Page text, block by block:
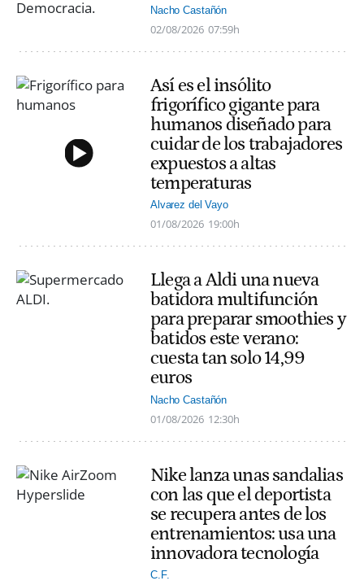
Nacho Castañón
02/08/2026 07:59h
Así es el insólito
frigorífico gigante para
humanos diseñado para
cuidar de los trabajadores
expuestos a altas
temperaturas
Alvarez del Vayo
01/08/2026 19:00h
Llega a Aldi una nueva
batidora multifunción
para preparar smoothies y
batidos este verano:
cuesta tan solo 14,99
euros
Nacho Castañón
01/08/2026 12:30h
Nike lanza unas sandalias
con las que el deportista
se recupera antes de los
entrenamientos: usa una
innovadora tecnología
C.F.